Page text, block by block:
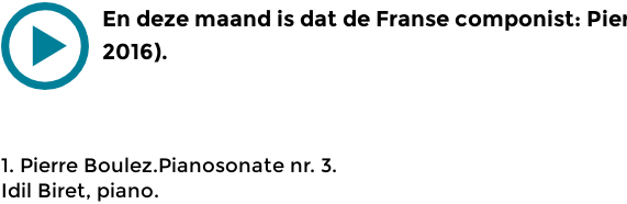
En deze maand is dat de Franse componist:
2016).
1. Pierre Boulez.Pianosonate nr. 3.
Idil Biret, piano.